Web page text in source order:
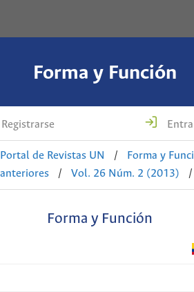
Forma y Función
Registrarse
Portal de Revistas UN /
Forma y
/ Vol. 26 Núm. 2 (2013) /
Forma y Función